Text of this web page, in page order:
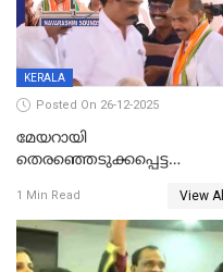
KERALA
Posted On 26-12-2025
മേയറായി
തെരഞ്ഞെടുക്കപ്പെട്ട
ആദ്യ വോട്ട് അസാധു; കണ്ണൂർ
ഡെപ്യൂട്ടി മേയർ സ്ഥാനത്ത്
താഹിറിന് വിജയം
1 Min Read View All